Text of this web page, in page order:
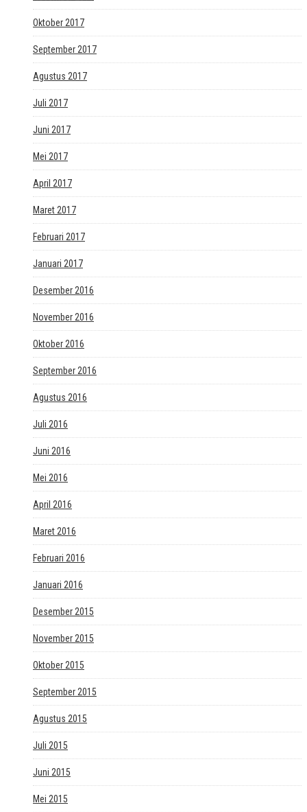
Oktober 2017
September 2017
Agustus 2017
Juli 2017
Juni 2017
Mei 2017
April 2017
Maret 2017
Februari 2017
Januari 2017
Desember 2016
November 2016
Oktober 2016
September 2016
Agustus 2016
Juli 2016
Juni 2016
Mei 2016
April 2016
Maret 2016
Februari 2016
Januari 2016
Desember 2015
November 2015
Oktober 2015
September 2015
Agustus 2015
Juli 2015
Juni 2015
Mei 2015